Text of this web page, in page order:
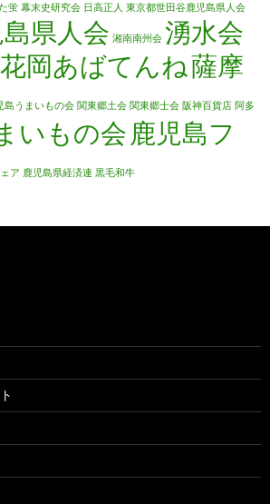
蛍 幕末史研究会 日高正人 東京都世田谷鹿児島県人会
県人会 湘南南州会 湧水会
花岡あばてんね薩摩
島うまいもの会 関東郷土会 関東郷士会 阪神百貨店 阿多
いもの会 鹿児島フ
ア 鹿児島県経済連 黒毛和牛